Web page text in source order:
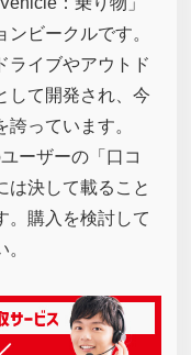
ビークルです。
ライブやアウトド
して開発され、今
っています。
ーザーの「口コ
は決して載ること
。購入を検討して